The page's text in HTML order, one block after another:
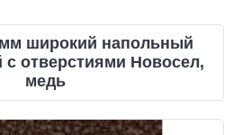
широкий напольный
отверстиями Новосел,
медь